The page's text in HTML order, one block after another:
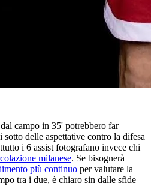
campo in 35' potrebbero far
sotto delle aspettative contro la difesa
i 6 assist fotografano invece chi
milanese. Se bisognerà
più continuo per valutare la
tra i due, è chiaro sin dalle sfide